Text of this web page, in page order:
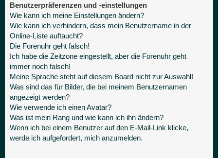
Benutzerpräferenzen und -einstellungen
Wie kann ich meine Einstellungen ändern?
Wie kann ich verhindern, dass mein Benutzername in der
Online-Liste auftaucht?
Die Forenuhr geht falsch!
Ich habe die Zeitzone eingestellt, aber die Forenuhr geht
immer noch falsch!
Meine Sprache steht auf diesem Board nicht zur Auswahl!
Was sind das für Bilder, die bei meinem Benutzernamen
angezeigt werden?
Wie verwende ich einen Avatar?
Was ist mein Rang und wie kann ich ihn ändern?
Wenn ich bei einem Benutzer auf den E-Mail-Link klicke,
werde ich aufgefordert, mich anzumelden.